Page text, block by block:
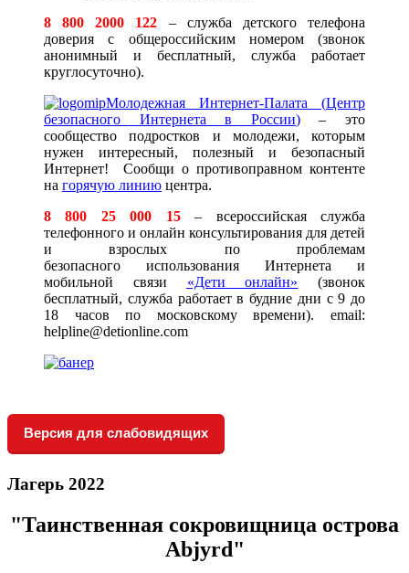
8 800 2000 122 – служба детского телефона
доверия с общероссийским номером (звонок
анонимный и бесплатный, служба работает
круглосуточно).
Молодежная Интернет-Палата (Центр
безопасного Интернета в России)
– это
сообщество подростков и молодежи, которым
нужен интересный, полезный и безопасный
Интернет!
Сообщи о противоправном контенте
на горячую линию центра.
8 800 25 000 15– всероссийская служба
телефонного и онлайн консультирования для детей
и взрослых по проблемам
безопасного использования Интернета и
мобильной связи «Дети онлайн» (звонок
бесплатный, служба работает в будние дни с 9 до
18 часов по московскому времени). email:
helpline@detionline.com
Версия для слабовидящих
Лагерь 2022
"Таинственная сокровищница острова
Abjyrd"